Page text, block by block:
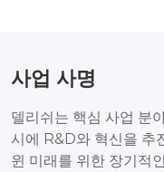
사업 사명
델리쉬는 핵심 사업 분
시에 R&D와 혁신을 추
윈 미래를 위한 장기적